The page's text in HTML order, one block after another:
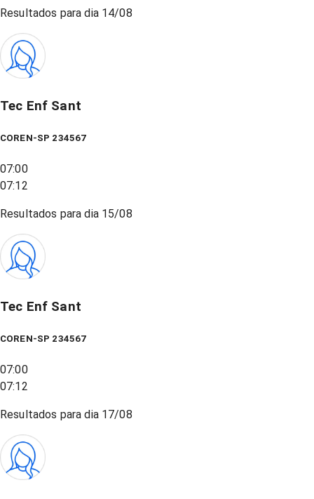
Resultados para dia 14/08
Tec Enf Sant
COREN-SP 234567
07:00
07:12
Resultados para dia 15/08
Tec Enf Sant
COREN-SP 234567
07:00
07:12
Resultados para dia 17/08